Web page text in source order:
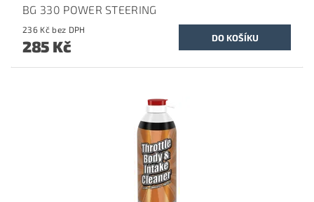
BG 330 POWER STEERING
236 Kč bez DPH
285 Kč